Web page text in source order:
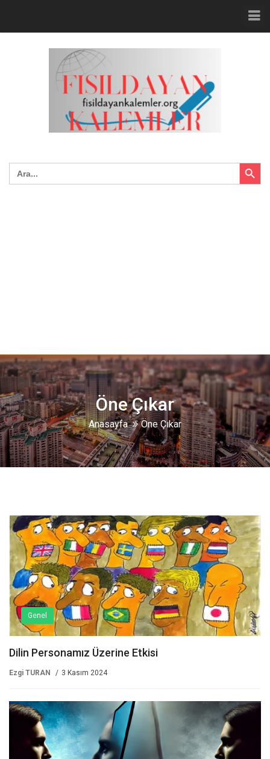
Search
for:
Search Button
Öne Çıkar
Anasayfa Öne Çıkar
Genel
Dilin Personamız Üzerine Etkisi
Ezgi TURAN 3 Kasım 2024